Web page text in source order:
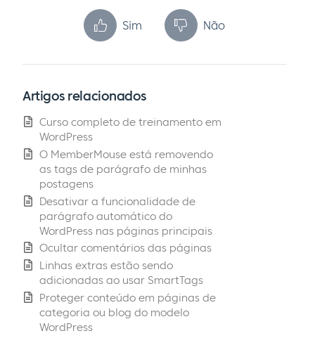
Sim Não
Artigos relacionados
Curso completo de treinamento em
WordPress
O MemberMouse está removendo
as tags de parágrafo de minhas
postagens
Desativar a funcionalidade de
parágrafo automático do
WordPress nas páginas principais
Ocultar comentários das páginas
Linhas extras estão sendo
adicionadas ao usar SmartTags
Proteger conteúdo em páginas de
categoria ou blog do modelo
WordPress